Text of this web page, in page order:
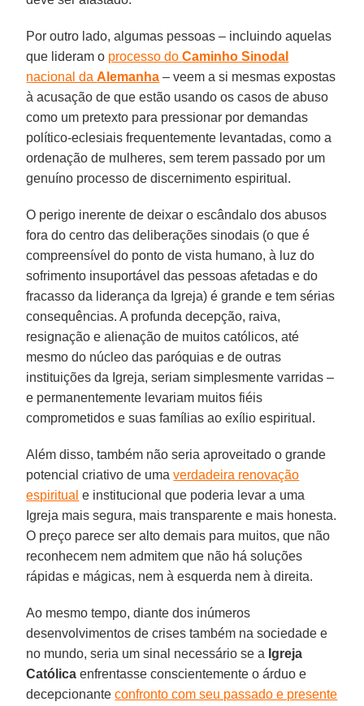
Por outro lado, algumas pessoas – incluindo aquelas
que lideram o processo doCaminho Sinodal
nacional daAlemanha – veem a si mesmas expostas
à acusação de que estão usando os casos de abuso
como um pretexto para pressionar por demandas
político-eclesiais frequentemente levantadas, como a
ordenação de mulheres, sem terem passado por um
genuíno processo de discernimento espiritual.
O perigo inerente de deixar o escândalo dos abusos
fora do centro das deliberações sinodais (o que é
compreensível do ponto de vista humano, à luz do
sofrimento insuportável das pessoas afetadas e do
fracasso da liderança da Igreja) é grande e tem sérias
consequências. A profunda decepção, raiva,
resignação e alienação de muitos católicos, até
mesmo do núcleo das paróquias e de outras
instituições da Igreja, seriam simplesmente varridas –
e permanentemente levariam muitos fiéis
comprometidos e suas famílias ao exílio espiritual.
Além disso, também não seria aproveitado o grande
potencial criativo de umaverdadeira renovação
espiritual e institucional que poderia levar a uma
Igreja mais segura, mais transparente e mais honesta.
O preço parece ser alto demais para muitos, que não
reconhecem nem admitem que não há soluções
rápidas e mágicas, nem à esquerda nem à direita.
Ao mesmo tempo, diante dos inúmeros
desenvolvimentos de crises também na sociedade e
no mundo, seria um sinal necessário se a Igreja
Católica enfrentasse conscientemente o árduo e
decepcionanteconfronto com seu passado e presente